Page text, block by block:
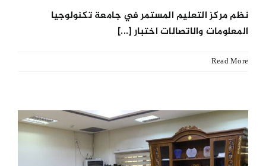
نظم مركز التعليم المستمر في جامعة تكنولوجيا
المعلومات والاتصالات اختبار [...]
Read More